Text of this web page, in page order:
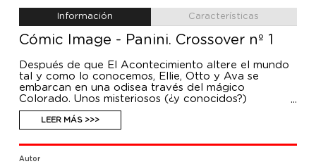
Información Características
Cómic Image - Panini. Crossover nº 1
Después de que El Acontecimiento altere el mundo
tal y como lo conocemos, Ellie, Otto y Ava se
embarcan en una odisea través del mágico
Colorado. Unos misteriosos (¿y conocidos?)
superhéroes se unen a nuestro intrépido equipo de
héroes en busca del modo de romper la cúpula y
descubrir la verdad. ¡El primer acto de una nueva
aventura que romperá tu realidad!
LEER MÁS >>>
Autor